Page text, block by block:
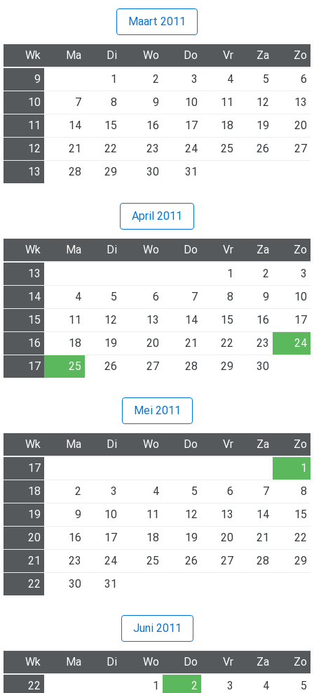
Maart 2011
Wk Ma Di Wo Do Vr Za
Zo
9
1 2 3 4 5
6
10
7 8 9 10 11 12
13
11
14 15 16 17 18 19
20
12
21 22 23 24 25 26
27
13
28 29 30 31
April 2011
Wk Ma Di Wo Do Vr Za
Zo
13
1 2
3
14
4 5 6 7 8 9
10
15
11 12 13 14 15 16
17
16
18 19 20 21 22 23
24
17
25 26 27 28 29 30
Mei 2011
Wk Ma Di Wo Do Vr Za
Zo
17
1
18
2 3 4 5 6 7
8
19
9 10 11 12 13 14
15
20
16 17 18 19 20 21
22
21
23 24 25 26 27 28
29
22
30 31
Juni 2011
Wk Ma Di Wo Do Vr Za
Zo
22
1 2 3 4
5